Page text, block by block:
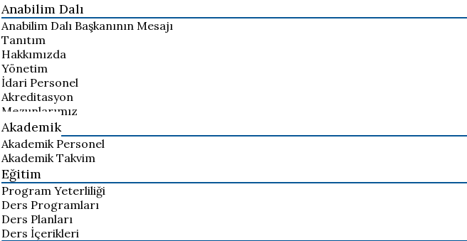
Anabilim Dalı
Anabilim Dalı Başkanının Mesajı
Tanıtım
Hakkımızda
Yönetim
İdari Personel
Akreditasyon
Mezunlarımız
Akademik
Akademik Personel
Akademik Takvim
Eğitim
Program Yeterliliği
Ders Programları
Ders Planları
Ders İçerikleri